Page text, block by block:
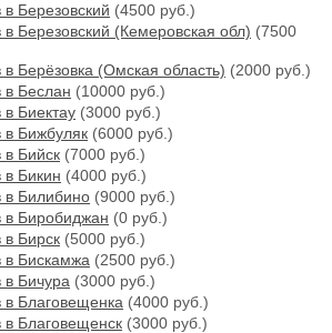
в Березовский (4500 руб.)
в Березовский (Кемеровская обл) (7500
в Берёзовка (Омская область) (2000 руб.)
в Беслан (10000 руб.)
в Биектау (3000 руб.)
в Бижбуляк (6000 руб.)
в Бийск (7000 руб.)
в Бикин (4000 руб.)
в Билибино (9000 руб.)
в Биробиджан (0 руб.)
в Бирск (5000 руб.)
в Бискамжа (2500 руб.)
в Бичура (3000 руб.)
в Благовещенка (4000 руб.)
в Благовещенск (3000 руб.)